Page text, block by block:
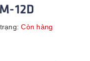
12D
Còn hàng